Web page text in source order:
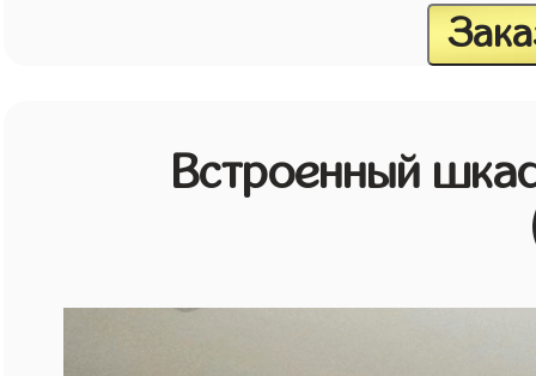
Встроенный